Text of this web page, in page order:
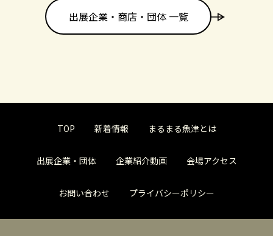
出展企業・商店・団体 一覧
TOP 新着情報 まるまる魚津とは
出展企業・団体 企業紹介動画 会場アクセス
お問い合わせ プライバシーポリシー